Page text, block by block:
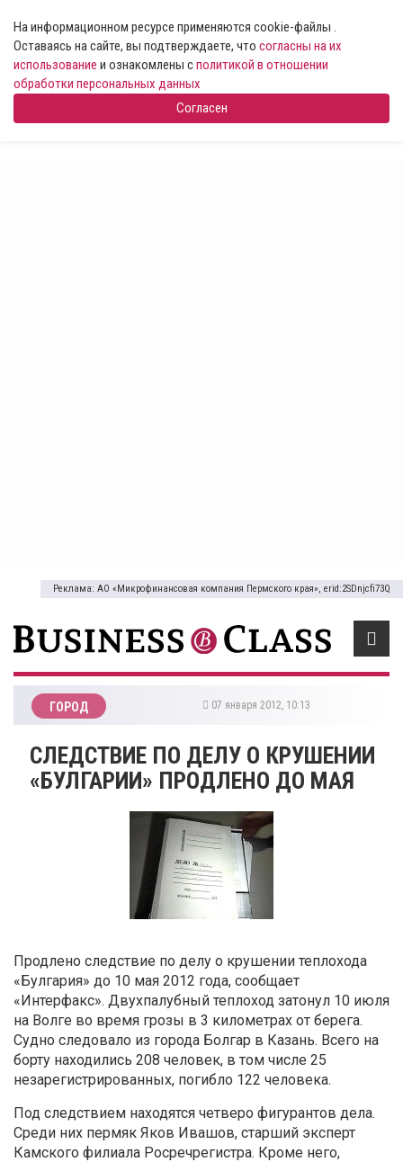
На информационном ресурсе применяются cookie-файлы .
Оставаясь на сайте, вы подтверждаете, что согласны на их
использование и ознакомлены сполитикой в отношении
обработки персональных данных
Согласен
Реклама: АО «Микрофинансовая компания Пермского края», erid:2SDnjcfi73Q
ГОРОД 07 января 2012, 10:13
СЛЕДСТВИЕ ПО ДЕЛУ О КРУШЕНИИ
«БУЛГАРИИ» ПРОДЛЕНО ДО МАЯ
Продлено следствие по делу о крушении теплохода
«Булгария» до 10 мая 2012 года, сообщает
«Интерфакс». Двухпалубный теплоход затонул 10 июля
на Волге во время грозы в 3 километрах от берега.
Судно следовало из города Болгар в Казань. Всего на
борту находились 208 человек, в том числе 25
незарегистрированных, погибло 122 человека.
Под следствием находятся четверо фигурантов дела.
Среди них пермяк Яков Ивашов, старший эксперт
Камского филиала Росречрегистра. Кроме него,